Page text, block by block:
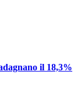
il 18,3%